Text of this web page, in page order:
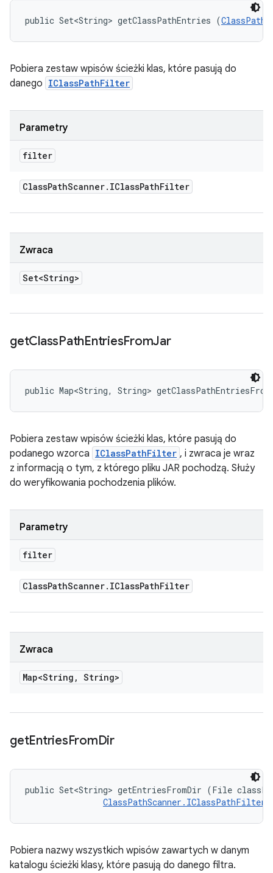
public Set<String> getClassPathEntries (
Pobiera zestaw wpisów ścieżki klas, które pasują do
danego IClassPathFilter
Parametry
filter
ClassPathScanner. IClassPathFilter
Zwraca
Set<String>
getClassPathEntriesFromJar
public Map<String, String>
Pobiera zestaw wpisów ścieżki klas, które pasują do
podanego wzorca IClassPathFilter , i zwraca je wraz
z informacją o tym, z którego pliku JAR pochodzą. Służy
do weryfikowania pochodzenia plików.
Parametry
filter
ClassPathScanner. IClassPathFilter
Zwraca
Map<String , String>
getEntriesFromDir
public Set<String> getEntriesFromDir (File
ClassPathScanner.IClassPathFilter
Pobiera nazwy wszystkich wpisów zawartych w danym
katalogu ścieżki klasy, które pasują do danego filtra.